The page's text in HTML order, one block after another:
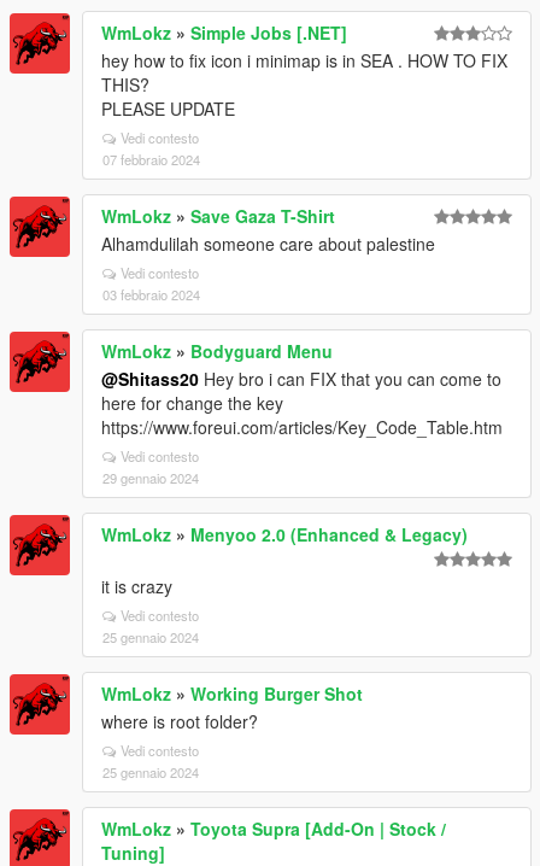
WmLokz » Simple Jobs [.NET]
hey how to fix icon i minimap is in SEA . HOW TO FIX
THIS?
PLEASE UPDATE
Vedi contesto
07 febbraio 2024
WmLokz » Save Gaza T-Shirt
Alhamdulilah someone care about palestine
Vedi contesto
03 febbraio 2024
WmLokz » Bodyguard Menu
@Shitass20 Hey bro i can FIX that you can come to
here for change the key
https://www.foreui.com/articles/Key_Code_Table.htm
Vedi contesto
29 gennaio 2024
WmLokz » Menyoo 2.0 (Enhanced & Legacy)
it is crazy
Vedi contesto
25 gennaio 2024
WmLokz » Working Burger Shot
where is root folder?
Vedi contesto
25 gennaio 2024
WmLokz » Toyota Supra [Add-On | Stock /
Tuning]